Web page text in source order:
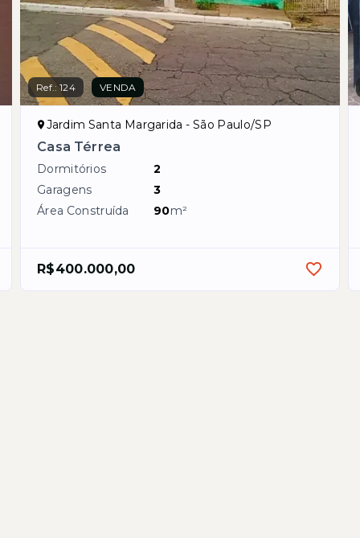
Ref.:124 VENDA
Jardim Santa Margarida - São Paulo/SP
Casa Térrea
Dormitórios
2
Garagens
3
Área Construída
90m²
R$400.000,00